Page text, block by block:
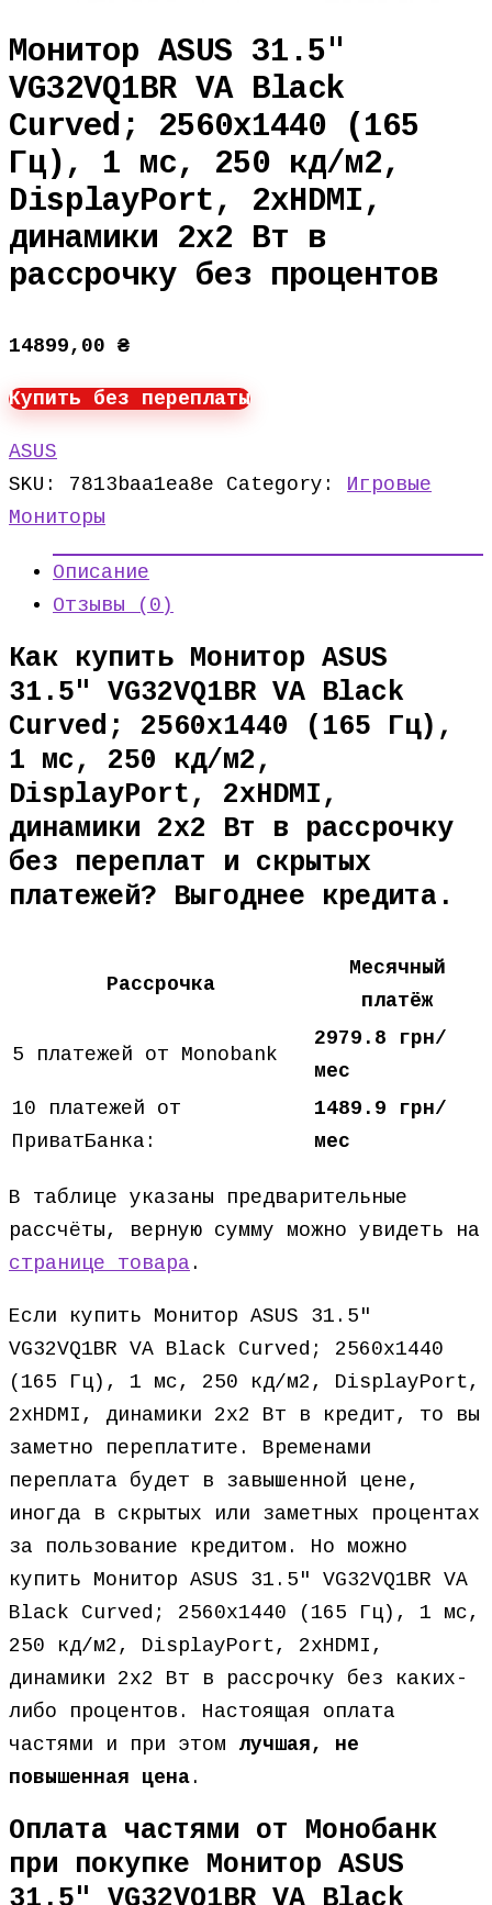
Монитор ASUS 31.5″
VG32VQ1BR VA Black
Curved; 2560х1440 (165
Гц), 1 мс, 250 кд/м2,
DisplayPort, 2хHDMI,
динамики 2х2 Вт в
рассрочку без процентов
14899,00 ₴
Купить без переплаты
ASUS
SKU: 7813baa1ea8e Category: Игровые
Мониторы
Описание
Отзывы (0)
Как купить Монитор ASUS
31.5″ VG32VQ1BR VA Black
Curved; 2560х1440 (165 Гц),
1 мс, 250 кд/м2,
DisplayPort, 2хHDMI,
динамики 2х2 Вт в рассрочку
без переплат и скрытых
платежей? Выгоднее кредита.
Рассрочка
Месячный
платёж
5 платежей от Monobank
2979.8 грн/
мес
10 платежей от
ПриватБанка:
1489.9 грн/
мес
В таблице указаны предварительные
рассчёты, верную сумму можно увидеть на
странице товара .
Если купить Монитор ASUS 31.5″
VG32VQ1BR VA Black Curved; 2560х1440
(165 Гц), 1 мс, 250 кд/м2, DisplayPort,
2хHDMI, динамики 2х2 Вт в кредит, то вы
заметно переплатите. Временами
переплата будет в завышенной цене,
иногда в скрытых или заметных процентах
за пользование кредитом. Но можно
купить Монитор ASUS 31.5″ VG32VQ1BR VA
Black Curved; 2560х1440 (165 Гц), 1 мс,
250 кд/м2, DisplayPort, 2хHDMI,
динамики 2х2 Вт в рассрочку без каких-
либо процентов. Настоящая оплата
частями и при этом лучшая, не
повышенная цена .
Оплата частями от Монобанк
при покупке Монитор ASUS